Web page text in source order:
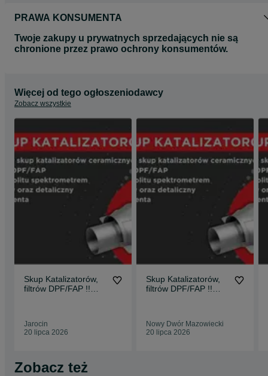
PRAWA KONSUMENTA
Twoje zakupy u prywatnych sprzedających nie są
chronione przez prawo ochrony konsumentów.
Więcej od tego ogłoszeniodawcy
Zobacz wszystkie
Skup Katalizatorów,
filtrów DPF/FAP !!
Jarocin
20 lipca 2026
Skup Katalizatorów,
filtrów DPF/FAP !!
Nowy Dwór Mazowiecki
20 lipca 2026
Zobacz też